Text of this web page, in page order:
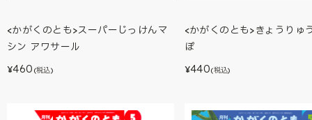
<かがくのとも>スーパーじっけんマ
シン アワサール
¥460 (税込)
<かがくのとも>きょうりゅ
ぽ
¥440(税込)